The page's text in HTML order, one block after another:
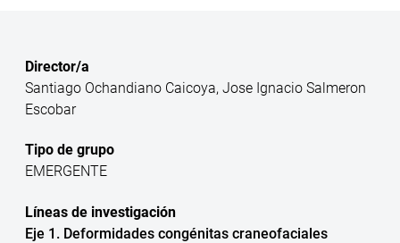
Director/a
Santiago Ochandiano Caicoya, Jose Ignacio Salmeron
Escobar
Tipo de grupo
EMERGENTE
Líneas de investigación
Eje 1. Deformidades congénitas craneofaciales